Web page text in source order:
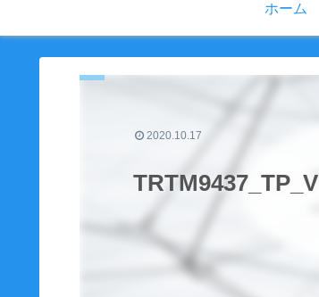
ホーム
TRTM9437_TP_V
2020.10.17